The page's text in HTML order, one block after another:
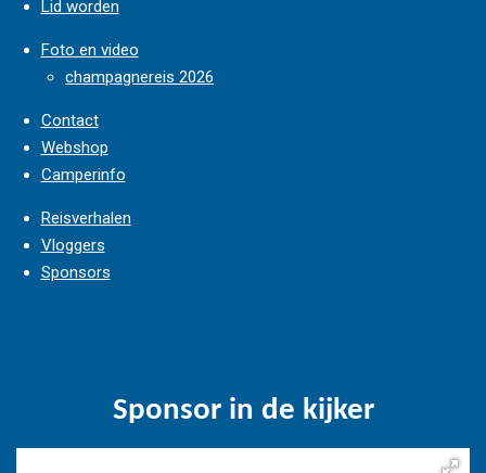
Lid worden
Foto en video
champagnereis 2026
Contact
Webshop
Camperinfo
Reisverhalen
Vloggers
Sponsors
Sponsor in de kijker